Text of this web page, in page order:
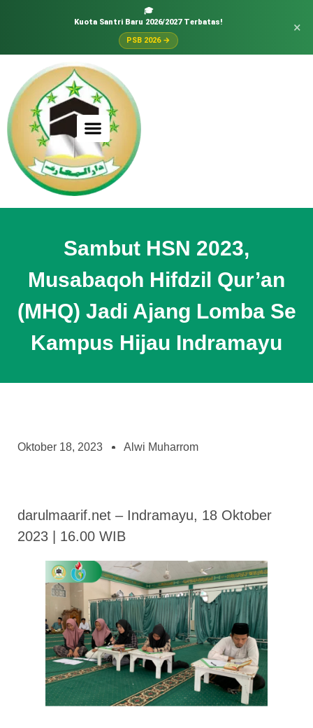
🎓
Kuota Santri Baru 2026/2027 Terbatas!
PSB 2026 →
×
Sambut HSN 2023,
Musabaqoh Hifdzil Qur’an
(MHQ) Jadi Ajang Lomba Se
Kampus Hijau Indramayu
Oktober 18, 2023 Alwi Muharrom
darulmaarif.net – Indramayu, 18 Oktober
2023 | 16.00 WIB